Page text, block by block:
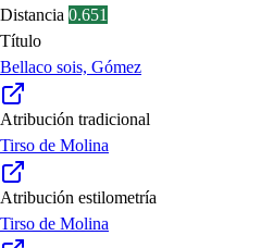
Distancia 0.651
Título
Bellaco sois, Gómez
Atribución tradicional
Tirso de Molina
Atribución estilometría
Tirso de Molina